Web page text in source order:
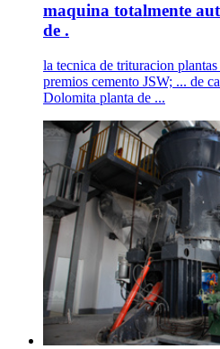
maquina totalmente
de .
la tecnica de trituracion
premios cemento JSW; ... de
Dolomita planta de ...